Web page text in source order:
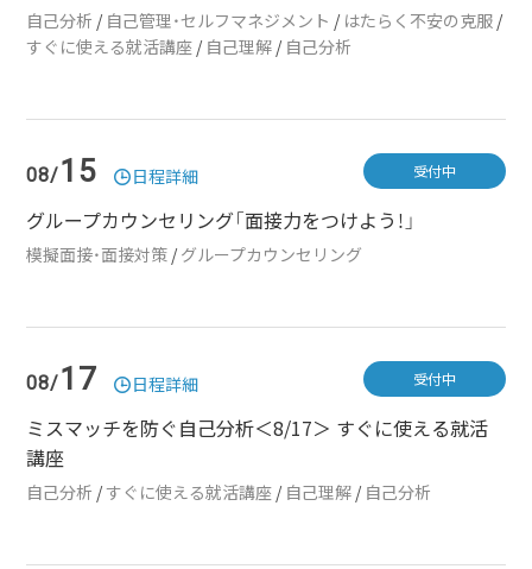
自己分析 / 自己管理・セルフマネジメント / はたらく不安の克服 /
すぐに使える就活講座 / 自己理解 / 自己分析
08/15 日程詳細
グループカウンセリング「面接力をつけよう！」
模擬面接・面接対策 /グループカウンセリング
受付中
08/17 日程詳細
ミスマッチを防ぐ自己分析＜8/17＞ すぐに使える就活
講座
自己分析 /すぐに使える就活講座 / 自己理解 / 自己分析
受付中